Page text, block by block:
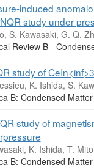
induced
study under
S. Kawasaki, G. Q.
Review B -
study of
K. Ishida, S.
B: Condensed
study of
K. Ishida, T.
B: Condensed